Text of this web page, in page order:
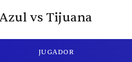
vs Tijuana
JUGADOR